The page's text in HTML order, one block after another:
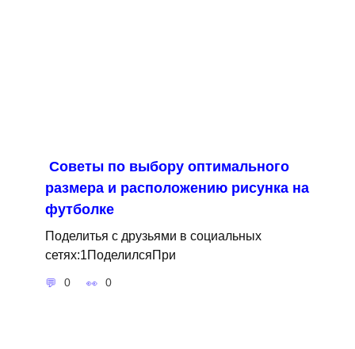
Советы по выбору оптимального
размера и расположению рисунка на
футболке
Поделитья с друзьями в социальных
сетях:1ПоделилсяПри
0 0